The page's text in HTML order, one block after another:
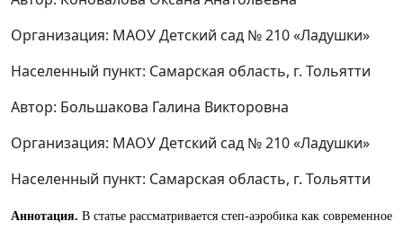
Организация: МАОУ Детский сад № 210 «Ладушки»
Населенный пункт: Самарская область, г. Тольятти
Автор: Большакова Галина Викторовна
Организация: МАОУ Детский сад № 210 «Ладушки»
Населенный пункт: Самарская область, г. Тольятти
Аннотация. В статье рассматривается степ-аэробика как современное